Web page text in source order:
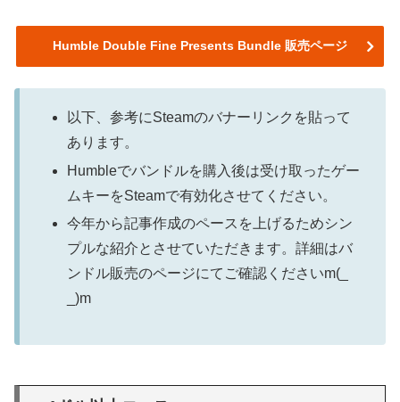
Humble Double Fine Presents Bundle 販売ページ
以下、参考にSteamのバナーリンクを貼って
あります。
Humbleでバンドルを購入後は受け取ったゲー
ムキーをSteamで有効化させてください。
今年から記事作成のペースを上げるためシン
プルな紹介とさせていただきます。詳細はバ
ンドル販売のページにてご確認くださいm(_
_)m